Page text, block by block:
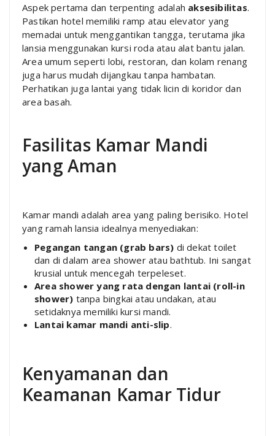
Aspek pertama dan terpenting adalah aksesibilitas.
Pastikan hotel memiliki ramp atau elevator yang
memadai untuk menggantikan tangga, terutama jika
lansia menggunakan kursi roda atau alat bantu jalan.
Area umum seperti lobi, restoran, dan kolam renang
juga harus mudah dijangkau tanpa hambatan.
Perhatikan juga lantai yang tidak licin di koridor dan
area basah.
Fasilitas Kamar Mandi
yang Aman
Kamar mandi adalah area yang paling berisiko. Hotel
yang ramah lansia idealnya menyediakan:
Pegangan tangan (grab bars) di dekat toilet
dan di dalam area shower atau bathtub. Ini sangat
krusial untuk mencegah terpeleset.
Area shower yang rata dengan lantai (roll-in
shower) tanpa bingkai atau undakan, atau
setidaknya memiliki kursi mandi.
Lantai kamar mandi anti-slip.
Kenyamanan dan
Keamanan Kamar Tidur